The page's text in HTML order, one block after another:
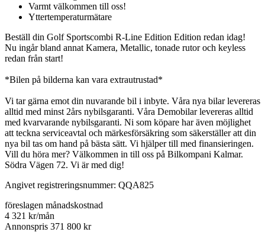
Varmt välkommen till oss!
Yttertemperaturmätare
Beställ din Golf Sportscombi R-Line Edition Edition redan idag!
Nu ingår bland annat Kamera, Metallic, tonade rutor och keyless
redan från start!
*Bilen på bilderna kan vara extrautrustad*
Vi tar gärna emot din nuvarande bil i inbyte. Våra nya bilar levereras
alltid med minst 2års nybilsgaranti. Våra Demobilar levereras alltid
med kvarvarande nybilsgaranti. Ni som köpare har även möjlighet
att teckna serviceavtal och märkesförsäkring som säkerställer att din
nya bil tas om hand på bästa sätt. Vi hjälper till med finansieringen.
Vill du höra mer? Välkommen in till oss på Bilkompani Kalmar.
Södra Vägen 72. Vi är med dig!
Angivet registreringsnummer: QQA825
föreslagen månadskostnad
4 321 kr/mån
Annonspris 371 800 kr